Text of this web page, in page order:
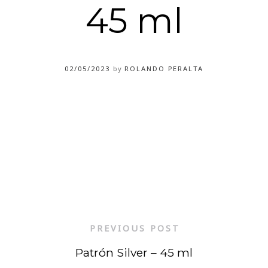
45 ml
02/05/2023 by ROLANDO PERALTA
PREVIOUS POST
Patrón Silver – 45 ml